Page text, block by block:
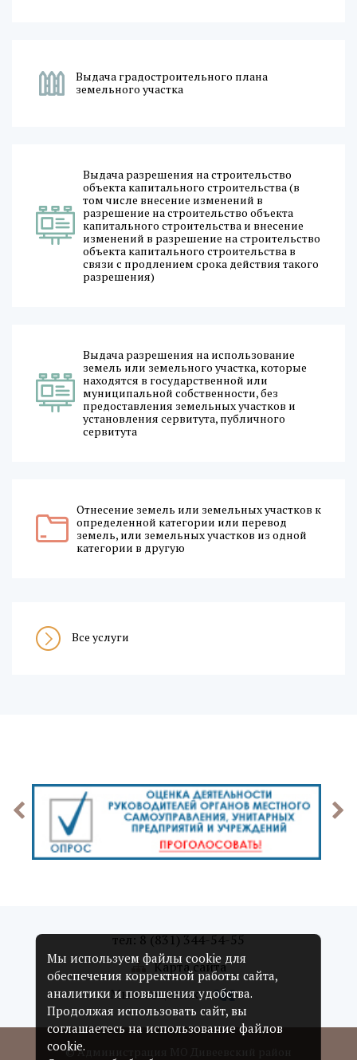
Выдача градостроительного плана
земельного участка
Выдача разрешения на строительство
объекта капитального строительства (в
том числе внесение изменений в
разрешение на строительство объекта
капитального строительства и внесение
изменений в разрешение на строительство
объекта капитального строительства в
связи с продлением срока действия такого
разрешения)
Выдача разрешения на использование
земель или земельного участка, которые
находятся в государственной или
муниципальной собственности, без
предоставления земельных участков и
установления сервитута, публичного
сервитута
Отнесение земель или земельных участков к
определенной категории или перевод
земель, или земельных участков из одной
категории в другую
Все услуги
тел: 8 (831) 344-54-55
Карта сайта
Мы в соцсетях:
© Администрация МО Дивеевский район
Мы используем файлы cookie для
обеспечения корректной работы сайта,
аналитики и повышения удобства.
Продолжая использовать сайт, вы
соглашаетесь на использование файлов
cookie.